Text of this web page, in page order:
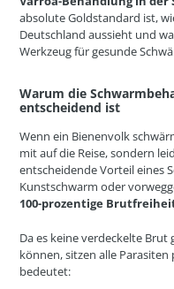
absolute Goldstandard ist,
Deutschland aussieht und
Werkzeug für gesunde
Warum die
entscheidend ist
Wenn ein Bienenvolk
mit auf die Reise, sondern
entscheidende Vorteil eines
Kunstschwarm oder
100-prozentige
Da es keine verdeckelte
können, sitzen alle
bedeutet: